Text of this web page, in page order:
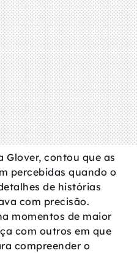
Glover, contou que as
percebidas quando o
de histórias
com precisão.
momentos de maior
com outros em que
compreender o